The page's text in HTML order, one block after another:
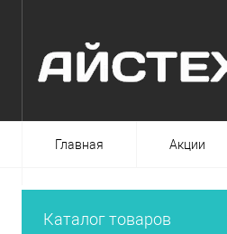
Главная Акции
Каталог товаров